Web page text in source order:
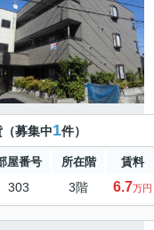
募集中1件）
屋番号 所在階 賃料
303 3階 6.7万円